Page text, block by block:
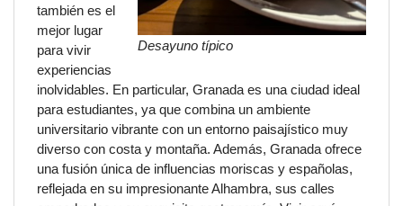
Desayuno típico
también es el
mejor lugar
para vivir
experiencias
inolvidables. En particular, Granada es una ciudad ideal
para estudiantes, ya que combina un ambiente
universitario vibrante con un entorno paisajístico muy
diverso con costa y montaña. Además, Granada ofrece
una fusión única de influencias moriscas y españolas,
reflejada en su impresionante Alhambra, sus calles